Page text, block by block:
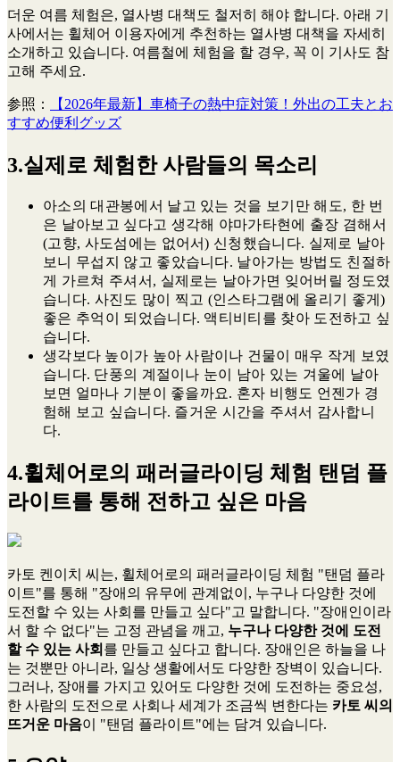
더운 여름 체험은, 열사병 대책도 철저히 해야 합니다. 아래 기
사에서는 휠체어 이용자에게 추천하는 열사병 대책을 자세히
소개하고 있습니다. 여름철에 체험을 할 경우, 꼭 이 기사도 참
고해 주세요.
参照：
【2026年最新】車椅子の熱中症対策！外出の工夫とお
すすめ便利グッズ
3.실제로 체험한 사람들의 목소리
아소의 대관봉에서 날고 있는 것을 보기만 해도, 한 번
은 날아보고 싶다고 생각해 야마가타현에 출장 겸해서
(고향, 사도섬에는 없어서) 신청했습니다. 실제로 날아
보니 무섭지 않고 좋았습니다. 날아가는 방법도 친절하
게 가르쳐 주셔서, 실제로는 날아가면 잊어버릴 정도였
습니다. 사진도 많이 찍고 (인스타그램에 올리기 좋게)
좋은 추억이 되었습니다. 액티비티를 찾아 도전하고 싶
습니다.
생각보다 높이가 높아 사람이나 건물이 매우 작게 보였
습니다. 단풍의 계절이나 눈이 남아 있는 겨울에 날아
보면 얼마나 기분이 좋을까요. 혼자 비행도 언젠가 경
험해 보고 싶습니다. 즐거운 시간을 주셔서 감사합니
다.
4.휠체어로의 패러글라이딩 체험 탠덤 플
라이트를 통해 전하고 싶은 마음
카토 켄이치 씨는, 휠체어로의 패러글라이딩 체험 "탠덤 플라
이트"를 통해 "장애의 유무에 관계없이, 누구나 다양한 것에
도전할 수 있는 사회를 만들고 싶다"고 말합니다. "장애인이라
서 할 수 없다"는 고정 관념을 깨고, 누구나 다양한 것에 도전
할 수 있는 사회 를 만들고 싶다고 합니다. 장애인은 하늘을 나
는 것뿐만 아니라, 일상 생활에서도 다양한 장벽이 있습니다.
그러나, 장애를 가지고 있어도 다양한 것에 도전하는 중요성,
한 사람의 도전으로 사회나 세계가 조금씩 변한다는 카토 씨의
뜨거운 마음이 "탠덤 플라이트"에는 담겨 있습니다.